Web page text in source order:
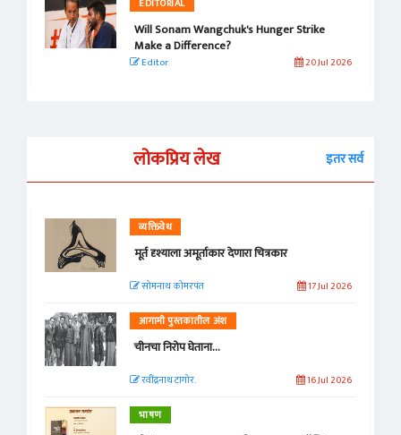
EDITORIAL
Will Sonam Wangchuk's Hunger Strike
Make a Difference?
Editor 20 Jul 2026
लोकप्रिय लेख इतर सर्व
व्यक्तिवेध
मूर्त दृश्याला अमूर्ताकार देणारा चित्रकार
सोमनाथ कोमरपंत 17 Jul 2026
आगामी पुस्तकातील अंश
चीनचा निरोप घेताना...
रवींद्रनाथ टागोर. 16 Jul 2026
भाषण